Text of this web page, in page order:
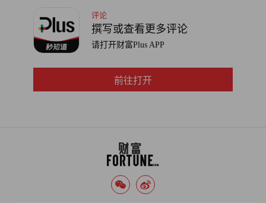
评论
撰写或查看更多评论
请打开财富Plus APP
前往打开